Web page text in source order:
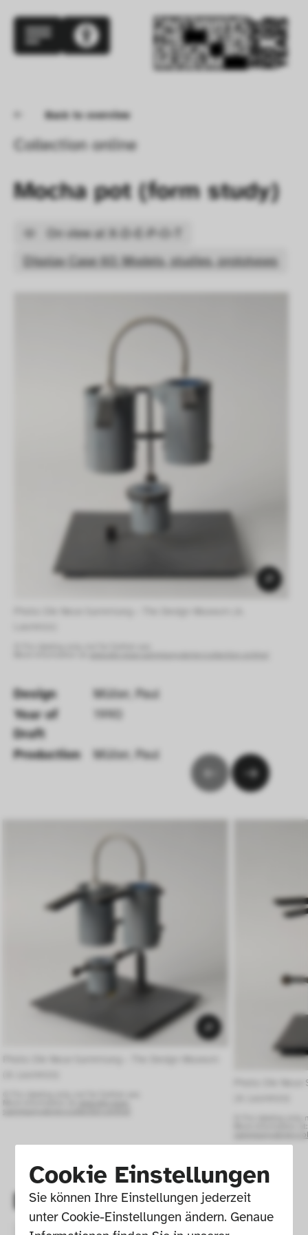
Cookie Einstellungen
Sie können Ihre Einstellungen jederzeit
unter Cookie-Einstellungen ändern. Genaue
Back to overview
Collection online
Mocha pot (form study)
On view at X-D-E-P-O-T
Display Case 60: Models, studies, prototypes
Design
Müller, Paul
Year of
Draft
1990
Production Müller, Paul
Photo: Die
© For viewing only,
More information
sammlung.de/en/
Details